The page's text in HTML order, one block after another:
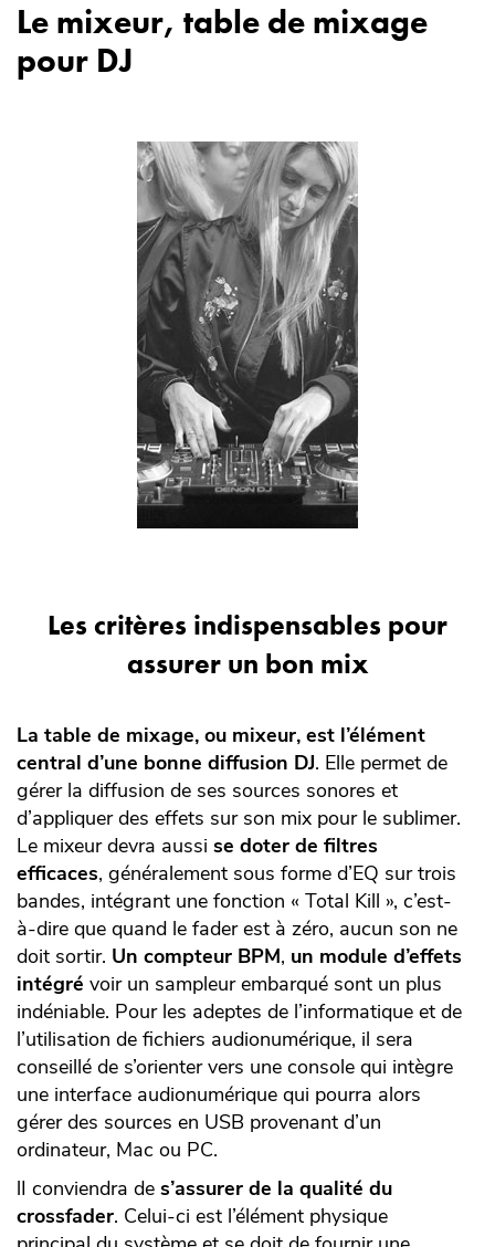
Le mixeur, table de mixage
pour DJ
Les critères indispensables pour
assurer un bon mix
La table de mixage, ou mixeur, est l’élément
central d’une bonne diffusion DJ. Elle permet de
gérer la diffusion de ses sources sonores et
d’appliquer des effets sur son mix pour le sublimer.
Le mixeur devra aussi se doter de filtres
efficaces, généralement sous forme d’EQ sur trois
bandes, intégrant une fonction « Total Kill », c’est-
à-dire que quand le fader est à zéro, aucun son ne
doit sortir. Un compteur BPM, un module d’effets
intégré voir un sampleur embarqué sont un plus
indéniable. Pour les adeptes de l’informatique et de
l’utilisation de fichiers audionumérique, il sera
conseillé de s’orienter vers une console qui intègre
une interface audionumérique qui pourra alors
gérer des sources en USB provenant d’un
ordinateur, Mac ou PC.
lI conviendra de s’assurer de la qualité du
crossfader. Celui-ci est l’élément physique